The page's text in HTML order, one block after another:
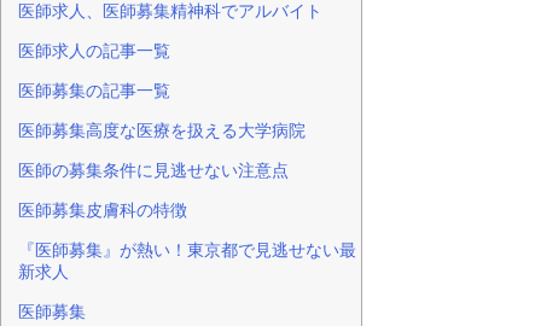
医師求人、医師募集精神科でアルバイト
医師求人の記事一覧
医師募集の記事一覧
医師募集高度な医療を扱える大学病院
医師の募集条件に見逃せない注意点
医師募集皮膚科の特徴
『医師募集』が熱い！東京都で見逃せない最
新求人
医師募集